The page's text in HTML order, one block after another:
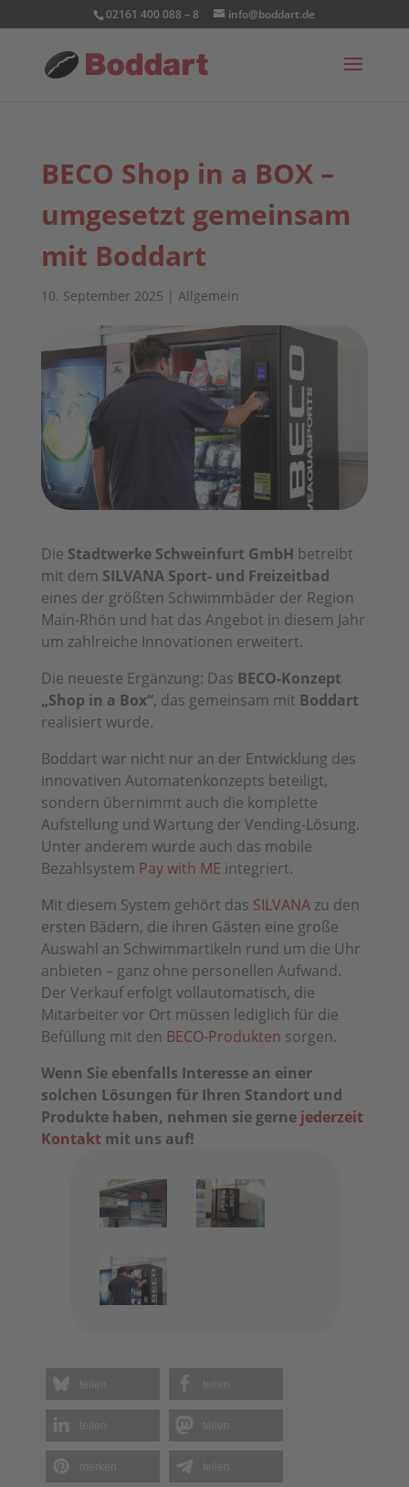
02161 400 088 – 8 info@boddart.de
BECO Shop in a BOX –
umgesetzt gemeinsam
mit Boddart
10. September 2025 | Allgemein
Die Stadtwerke Schweinfurt GmbH betreibt
mit dem SILVANA Sport- und Freizeitbad
eines der größten Schwimmbäder der Region
Main-Rhön und hat das Angebot in diesem Jahr
um zahlreiche Innovationen erweitert.
Die neueste Ergänzung: Das BECO-Konzept
„Shop in a Box“, das gemeinsam mit Boddart
realisiert wurde.
Boddart war nicht nur an der Entwicklung des
innovativen Automatenkonzepts beteiligt,
sondern übernimmt auch die komplette
Aufstellung und Wartung der Vending-Lösung.
Unter anderem wurde auch das mobile
Bezahlsystem Pay with ME integriert.
Mit diesem System gehört das SILVANAzu den
ersten Bädern, die ihren Gästen eine große
Auswahl an Schwimmartikeln rund um die Uhr
anbieten – ganz ohne personellen Aufwand.
Der Verkauf erfolgt vollautomatisch, die
Mitarbeiter vor Ort müssen lediglich für die
Befüllung mit den BECO-Produkten sorgen.
Wenn Sie ebenfalls Interesse an einer
solchen Lösungen für Ihren Standort und
Produkte haben, nehmen sie gerne jederzeit
Kontaktmit uns auf!
teilen teilen
teilen teilen
teilen